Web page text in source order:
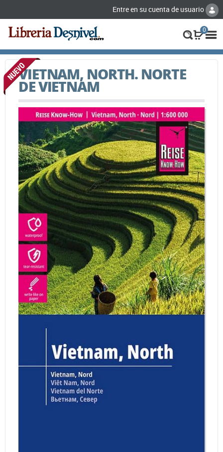
Entre en su cuenta de usuario
0
VIETNAM, NORTH. NORTE
DE VIETNAM